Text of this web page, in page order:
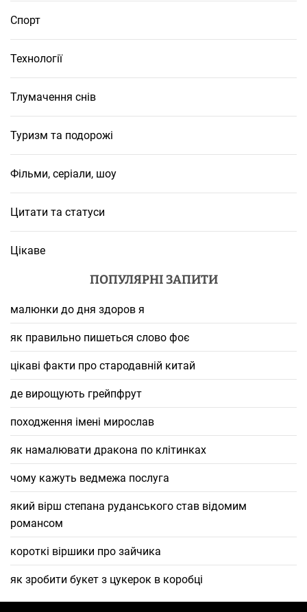
Спорт
Технології
Тлумачення снів
Туризм та подорожі
Фільми, серіали, шоу
Цитати та статуси
Цікаве
ПОПУЛЯРНІ ЗАПИТИ
малюнки до дня здоров я
як правильно пишеться слово фоє
цікаві факти про стародавній китай
де вирощують грейпфрут
походження імені мирослав
як намалювати дракона по клітинках
чому кажуть ведмежа послуга
який вірш степана руданського став відомим
романсом
короткі віршики про зайчика
як зробити букет з цукерок в коробці